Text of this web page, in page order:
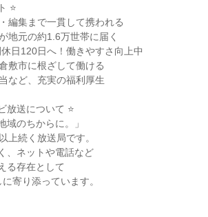
⭐
編集まで一貫して携われる
地元の約1.6万世帯に届く
日120日へ！働きやすさ向上中
敷市に根ざして働ける
など、充実の福利厚生
放送について ⭐
域のちからに。」
上続く放送局です。
、ネットや電話など
る存在として
寄り添っています。